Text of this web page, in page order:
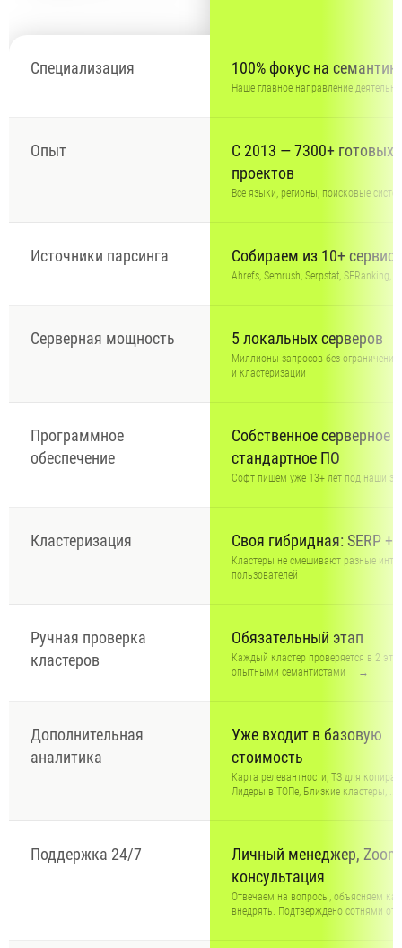
Специализация 100% фокус на
Наше главное направление
Опыт
С 2013 — 7300+ готовых
проектов
Все языки, регионы, поисковые
Источники парсинга Собираем из 10+
Ahrefs, Semrush, Serpstat, SERanking,
Серверная мощность 5 локальных серверов
Миллионы запросов без ограничений
и кластеризации
Программное
обеспечение
Собственное серверное +
стандартное ПО
Софт пишем уже 13+ лет под наши
Кластеризация Своя гибридная: SERP +
Кластеры не смешивают разные
пользователей
Ручная проверка
кластеров
Обязательный этап
Каждый кластер проверяется в 2
опытными семантистами
→
Дополнительная
аналитика
Уже входит в базовую
стоимость
Карта релевантности, ТЗ для
Лидеры в ТОПе, Близкие кластеры, ...
Поддержка 24/7
Личный менеджер, Zoom
консультация
Отвечаем на вопросы, объясняем как
внедрять. Подтверждено сотнями